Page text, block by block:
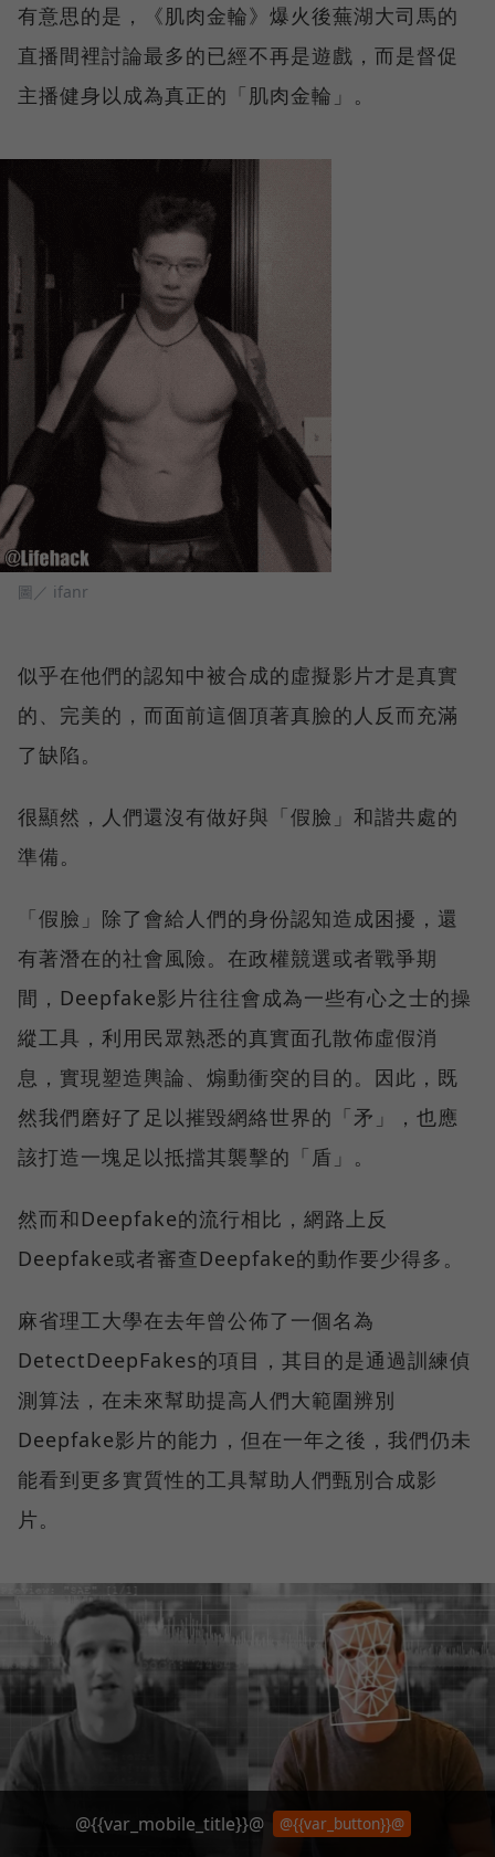
有意思的是，《肌肉金輪》爆火後蕪湖大司馬的
直播間裡討論最多的已經不再是遊戲，而是督促
主播健身以成為真正的「肌肉金輪」。
圖／ ifanr
似乎在他們的認知中被合成的虛擬影片才是真實
的、完美的，而面前這個頂著真臉的人反而充滿
了缺陷。
很顯然，人們還沒有做好與「假臉」和諧共處的
準備。
「假臉」除了會給人們的身份認知造成困擾，還
有著潛在的社會風險。在政權競選或者戰爭期
間，Deepfake影片往往會成為一些有心之士的操
縱工具，利用民眾熟悉的真實面孔散佈虛假消
息，實現塑造輿論、煽動衝突的目的。因此，既
然我們磨好了足以摧毀網絡世界的「矛」，也應
該打造一塊足以抵擋其襲擊的「盾」。
然而和Deepfake的流行相比，網路上反
Deepfake或者審查Deepfake的動作要少得多。
麻省理工大學在去年曾公佈了一個名為
DetectDeepFakes的項目，其目的是通過訓練偵
測算法，在未來幫助提高人們大範圍辨別
Deepfake影片的能力，但在一年之後，我們仍未
能看到更多實質性的工具幫助人們甄別合成影
片。
@{{var_mobile_title}}@ @{{var_button}}@